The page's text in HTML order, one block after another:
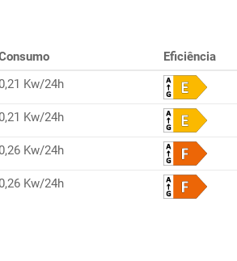
Eficiência
Kw/24h
Kw/24h
Kw/24h
Kw/24h